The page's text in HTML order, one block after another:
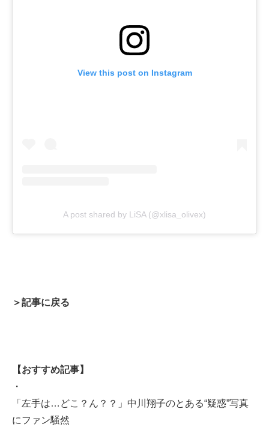
View this post on Instagram
A post shared by LiSA (@xlisa_olivex)
＞記事に戻る
【おすすめ記事】
・
「左手は…どこ？ん？？」中川翔子のとある“疑惑”写真
にファン騒然